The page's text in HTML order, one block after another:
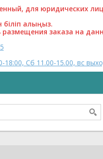
для юридических лиц
біліп алыңыз.
заказа на
Сб 11.00-15.00, вс